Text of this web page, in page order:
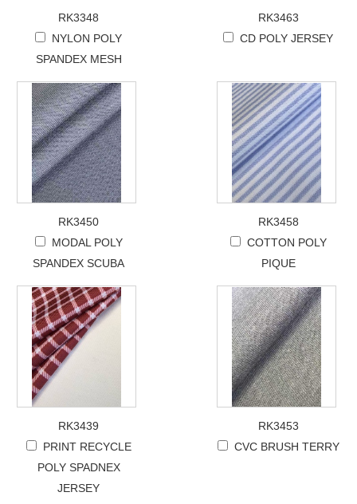
RK3348
NYLON POLY
SPANDEX MESH
RK3463
CD POLY JERSEY
RK3450
MODAL POLY
SPANDEX SCUBA
RK3458
COTTON POLY
PIQUE
RK3439
PRINT RECYCLE
POLY SPADNEX
JERSEY
RK3453
CVC BRUSH TERRY